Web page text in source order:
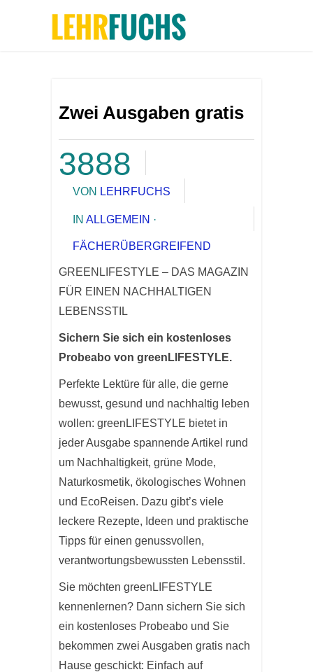
Zwei Ausgaben gratis
3888
VON LEHRFUCHS
IN ALLGEMEIN ·
FÄCHERÜBERGREIFEND
GREENLIFESTYLE – DAS MAGAZIN
FÜR EINEN NACHHALTIGEN
LEBENSSTIL
Sichern Sie sich ein kostenloses
Probeabo von greenLIFESTYLE.
Perfekte Lektüre für alle, die gerne
bewusst, gesund und nachhaltig leben
wollen: greenLIFESTYLE bietet in
jeder Ausgabe spannende Artikel rund
um Nachhaltigkeit, grüne Mode,
Naturkosmetik, ökologisches Wohnen
und EcoReisen. Dazu gibt’s viele
leckere Rezepte, Ideen und praktische
Tipps für einen genussvollen,
verantwortungsbewussten Lebensstil.
Sie möchten greenLIFESTYLE
kennenlernen? Dann sichern Sie sich
ein kostenloses Probeabo und Sie
bekommen zwei Ausgaben gratis nach
Hause geschickt: Einfach auf